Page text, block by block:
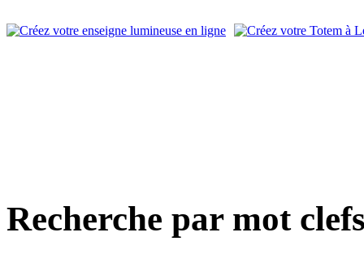
Recherche par mot